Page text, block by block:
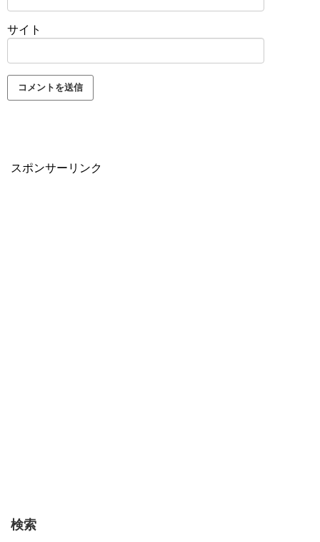
サイト
スポンサーリンク
検索